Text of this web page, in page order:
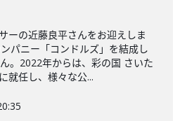
ーの近藤良平さんをお迎えしま
パニー「コンドルズ」を結成し
。2022年からは、彩の国 さいた
就任し、様々な公...